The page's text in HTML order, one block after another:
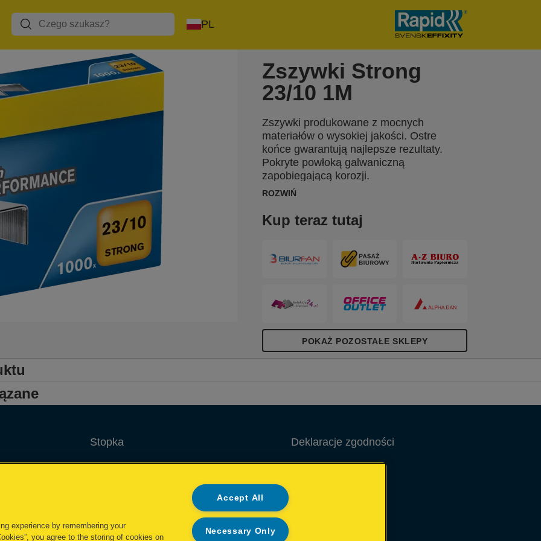
PL
Zszywki Strong
23/10 1M
Zszywki produkowane z mocnych
materiałów o wysokiej jakości. Ostre
końce gwarantują najlepsze rezultaty.
Pokryte powłoką galwaniczną
zapobiegającą korozji.
ROZWIŃ
Kup teraz tutaj
POKAŻ POZOSTAŁE SKLEPY
Stopka
Warunki gwarancji
Deklaracje zgodności
Informacja prawna
experience by remembering your
you agree to the storing of cookies on
Accept All
Necessary Only